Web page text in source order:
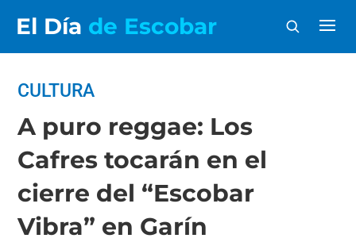
El Día de Escobar
CULTURA
A puro reggae: Los
Cafres tocarán en el
cierre del “Escobar
Vibra” en Garín